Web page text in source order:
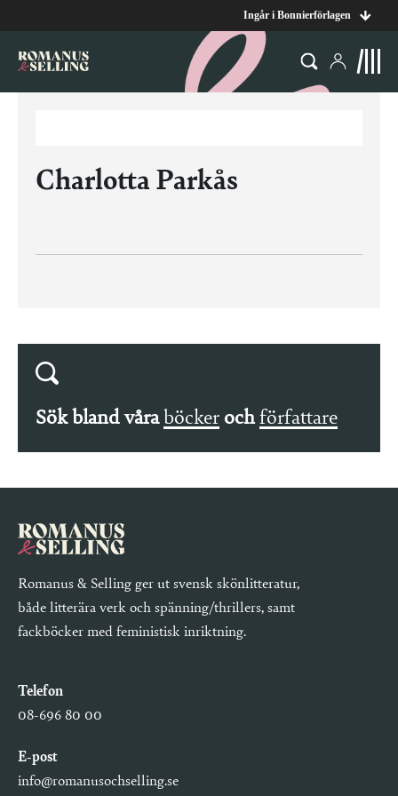
Ingår i Bonnierförlagen
Charlotta Parkås
Sök bland våra böcker och författare
Romanus & Selling ger ut svensk skönlitteratur,
både litterära verk och spänning/thrillers, samt
fackböcker med feministisk inriktning.
Telefon
08-696 80 00
E-post
info@romanusochselling.se